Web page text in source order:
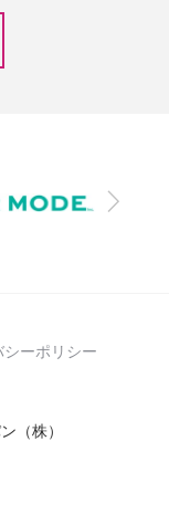
次
シーポリシー
（株）